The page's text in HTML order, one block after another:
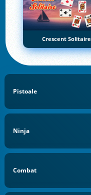
Crescent Solitaire
Pistoale
Ninja
Combat